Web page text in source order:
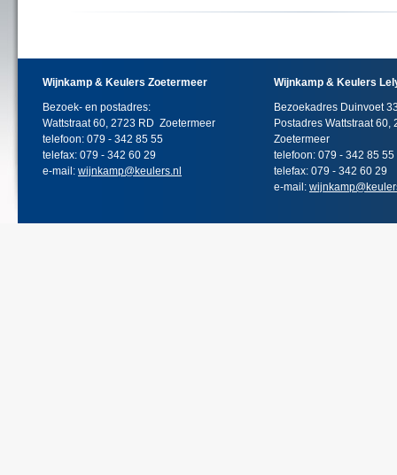
Wijnkamp & Keulers Zoetermeer
Bezoek- en postadres:
Wattstraat 60, 2723 RD Zoetermeer
telefoon: 079 - 342 85 55
telefax: 079 - 342 60 29
e-mail: wijnkamp@keulers.nl
Wijnkamp & Keulers
Bezoekadres Duinvoet
Postadres Wattstraat 60,
Zoetermeer
telefoon: 079 - 342 85 55
telefax: 079 - 342 60 29
e-mail: